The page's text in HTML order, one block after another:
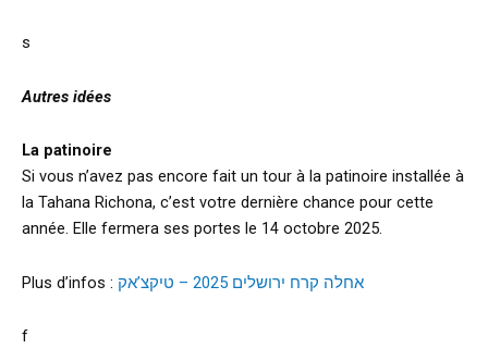
s
Autres idées
La patinoire
Si vous n’avez pas encore fait un tour à la patinoire installée à
la Tahana Richona, c’est votre dernière chance pour cette
année. Elle fermera ses portes le 14 octobre 2025.
Plus d’infos : אחלה קרח ירושלים 2025 – טיקצ’אק
f